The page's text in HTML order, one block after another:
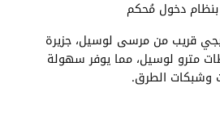
دخول مُحكم
قريب من مرسى لوسيل، جزيرة
مترو لوسيل، مما يوفر سهولة
وشبكات الطرق.